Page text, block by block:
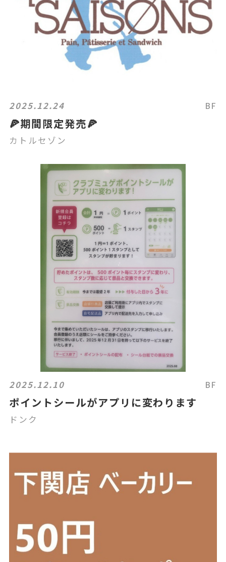
2025.12.24 BF
🍕期間限定発売🍕
カトルセゾン
2025.12.10 BF
ポイントシールがアプリに変わります
ドンク